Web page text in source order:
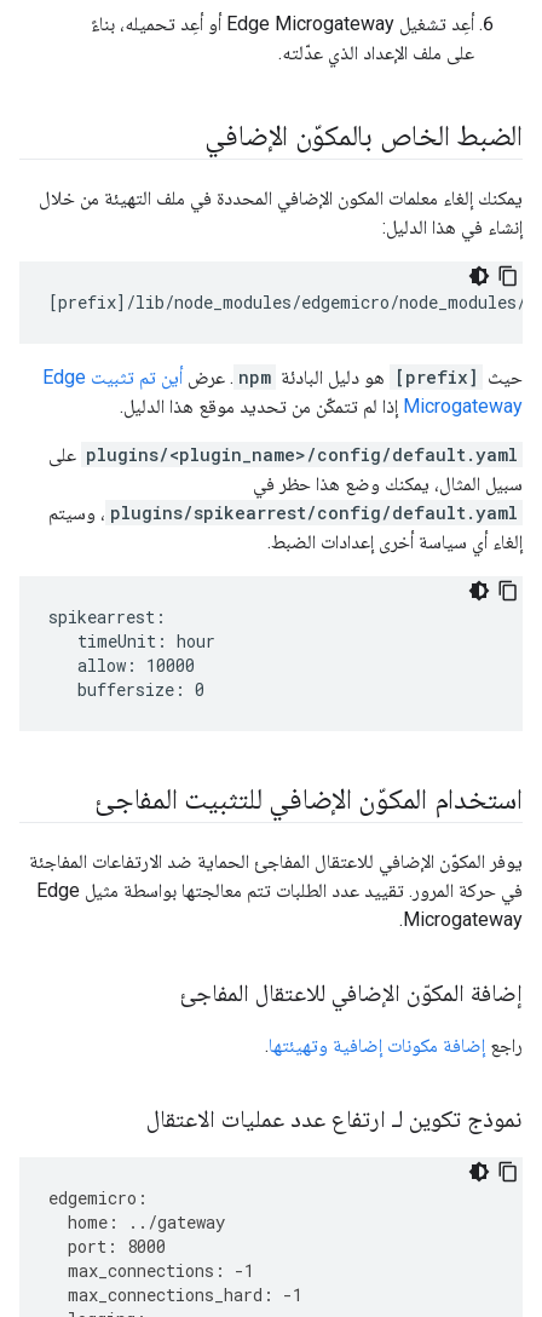
أعِد تشغيل Edge Microgateway أو أعِد تحميله، بناءً
على ملف الإعداد الذي عدّلته.
الضبط الخاص بالمكوّن الإضافي
يمكنك إلغاء معلمات المكون الإضافي المحددة في ملف التهيئة من خلال
إنشاء في هذا الدليل:
[prefix]/lib/node_modules/edgemicro/node_modules/
حيث [prefix] هو دليل البادئة npm . عرض
أين تم تثبيت Edge
Microgateway إذا لم تتمكّن من تحديد موقع هذا الدليل.
plugins/<plugin_name>/config/default.yaml على
سبيل المثال، يمكنك وضع هذا حظر في
plugins/spikearrest/config/default.yaml ، وسيتم
إلغاء أي سياسة أخرى إعدادات الضبط.
spikearrest:
   timeUnit: hour
   allow: 10000
   buffersize: 0
استخدام المكوّن الإضافي للتثبيت المفاجئ
يوفر المكوّن الإضافي للاعتقال المفاجئ الحماية ضد الارتفاعات المفاجئة
في حركة المرور. تقييد عدد الطلبات تتم معالجتها بواسطة مثيل Edge
Microgateway.
إضافة المكوّن الإضافي للاعتقال المفاجئ
راجع إضافة مكونات إضافية وتهيئتها.
نموذج تكوين لـ ارتفاع عدد عمليات الاعتقال
edgemicro :
home : ../gateway
port :
8000
max_connections : -1
max_connections_hard : -1